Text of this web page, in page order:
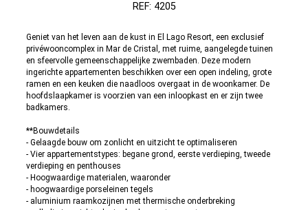
REF: 4205
Geniet van het leven aan de kust in El Lago Resort, een exclusief
privéwooncomplex in Mar de Cristal, met ruime, aangelegde tuinen
en sfeervolle gemeenschappelijke zwembaden. Deze modern
ingerichte appartementen beschikken over een open indeling, grote
ramen en een keuken die naadloos overgaat in de woonkamer. De
hoofdslaapkamer is voorzien van een inloopkast en er zijn twee
badkamers.
**Bouwdetails
- Gelaagde bouw om zonlicht en uitzicht te optimaliseren
- Vier appartementstypes: begane grond, eerste verdieping, tweede
verdieping en penthouses
- Hoogwaardige materialen, waaronder
- hoogwaardige porseleinen tegels
- aluminium raamkozijnen met thermische onderbreking